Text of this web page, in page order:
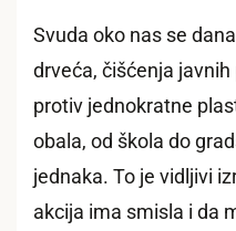
Svuda oko nas se
drveća, čišćenja
protiv jednokratne
obala, od škola do
jednaka. To je vidljivi
akcija ima smisla i da